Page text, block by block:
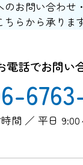
のお問い合わせ
ちらから承りま
電話でお問い
間 ／ 平日 9:00